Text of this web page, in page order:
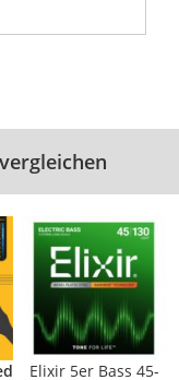
Elixir 5er Bass 45-